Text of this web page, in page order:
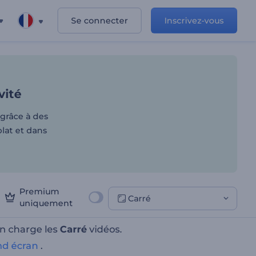
Se connecter Inscrivez-vous
secteur d'activité
à des
et dans
Premium
uniquement
Carré
charge les Carré vidéos.
écran .